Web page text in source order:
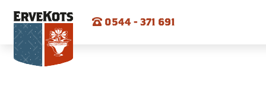
0544 - 371 691